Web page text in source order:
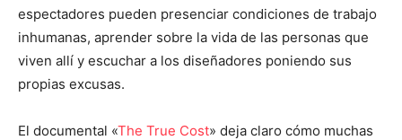
espectadores pueden presenciar condiciones de trabajo
inhumanas, aprender sobre la vida de las personas que
viven allí y escuchar a los diseñadores poniendo sus
propias excusas.
El documental «The True Cost» deja claro cómo muchas